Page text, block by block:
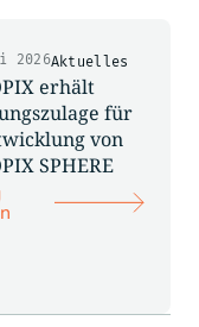
Aktuelles
2026
erhält
für
von
SPHERE